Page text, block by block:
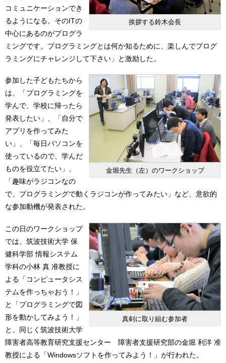
挨拶する鈴木会長
コミュニケーションでき
るようになる。そのITの
中心にあるのがプログラ
ミングです。プログラミングとは何か知るために、楽しんでプログ
ラミングにチャレンジして下さい」と激励した。
金堀先生（左）のワークショップ
参加した子どもたちから
は、「プログラミングを
学んで、学校に帰ったら
発表したい」、「自分で
アプリを作ってみた
い」、「毎日パソコンを
使っているので、学んだ
ものを役立てたい」、
「趣味がラジコンなの
で、プログラミングで動くラジコンが作ってみたい」など、意欲的
な参加動機が発表された。
真剣に取り組む参加者
この日のワークショップ
では、筑波技術大学 保
健科学部 情報システム
学科の小林 真 准教授に
よる「コンピュータシス
テムを作っちゃおう！」
と「プログラミングで図
形を動かしてみよう！」
と、同じく筑波技術大学
障害者高等教育研究支援センター 障害者支援研究部の金堀 利洋 准
教授による「Windowsソフトを作ってみよう！」が行われた。